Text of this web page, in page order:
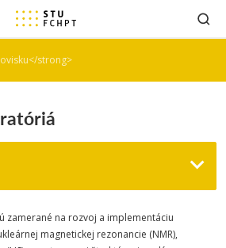
strong>
zamerané na rozvoj a implementáciu
magnetickej rezonancie (NMR),